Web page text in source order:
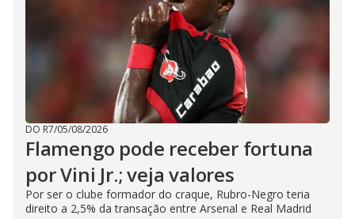
DO R7/05/08/2026
Flamengo pode receber fortuna
por Vini Jr.; veja valores
Por ser o clube formador do craque, Rubro-Negro teria
direito a 2,5% da transação entre Arsenal e Real Madrid